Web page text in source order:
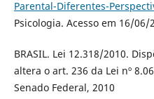
Parental-Diferentes-
Psicologia. Acesso em 16/06/
BRASIL. Lei 12.318/2010.
altera o art. 236 da Lei nº
Senado Federal, 2010